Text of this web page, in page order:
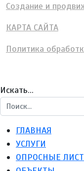
Создание и
КАРТА САЙТА
Политика
Искать...
ГЛАВНАЯ
УСЛУГИ
ОПРОСНЫЕ